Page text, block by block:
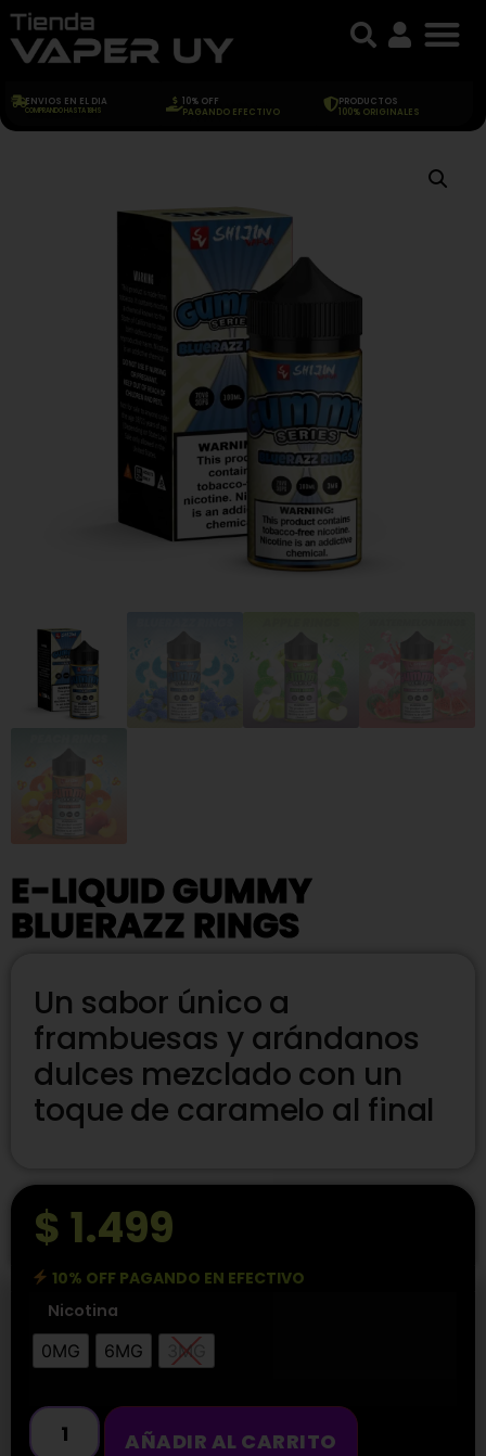
ENVIOS EN EL DIA
COMPRANDO HASTA 18HS
10% OFF
PAGANDO EFECTIVO
PRODUCTOS
100% ORIGINALES
E-LIQUID GUMMY
BLUERAZZ RINGS
Un sabor único a
frambuesas y arándanos
dulces mezclado con un
toque de caramelo al final
$ 1.499
10% OFF PAGANDO EN EFECTIVO
Nicotina
0MG
6MG 3MG
AÑADIR AL CARRITO